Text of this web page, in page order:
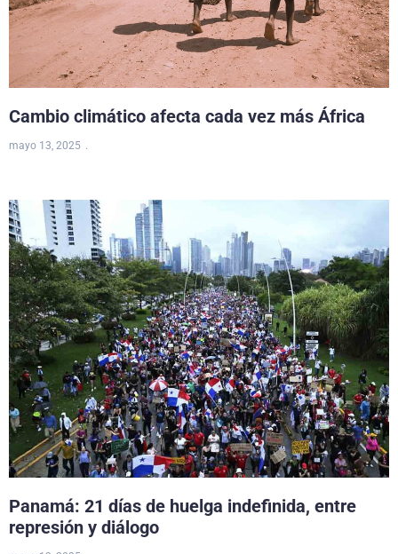
Cambio climático afecta cada vez más África
mayo 13, 2025
Panamá: 21 días de huelga indefinida, entre
represión y diálogo